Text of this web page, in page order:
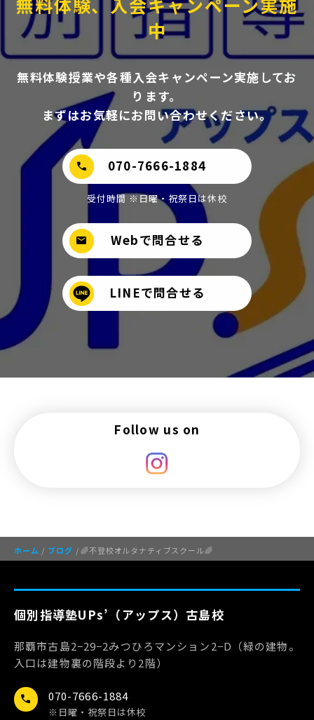
中
無料体験授業や各種入会キャンペーン実施してお
ります。
まずはお気軽にお問い合わせください。
070-7666-1884
call
受付時間 ※日曜・祝祭日は休校
Webで問合せる
mail
LINEで問合せる
Follow us on
ホーム / ブログ / 🌈不登校オルタナティブスクール🌈
個別指導塾UPs’（アップス）古島校
那覇市古島2−29−2みつひろマンション2−D（緑の建物。
入口は建物裏の階段より2階）
call 070-7666-1884
※日曜・祝祭日は休校